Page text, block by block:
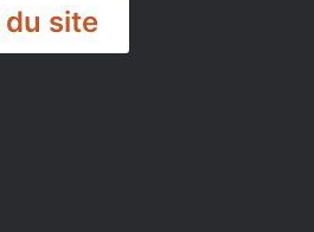
site